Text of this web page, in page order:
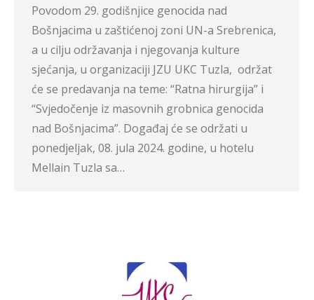
Povodom 29. godišnjice genocida nad
Bošnjacima u zaštićenoj zoni UN-a Srebrenica,
a u cilju održavanja i njegovanja kulture
sjećanja, u organizaciji JZU UKC Tuzla, održat
će se predavanja na teme: “Ratna hirurgija” i
“Svjedočenje iz masovnih grobnica genocida
nad Bošnjacima”. Događaj će se održati u
ponedjeljak, 08. jula 2024. godine, u hotelu
Mellain Tuzla sa…